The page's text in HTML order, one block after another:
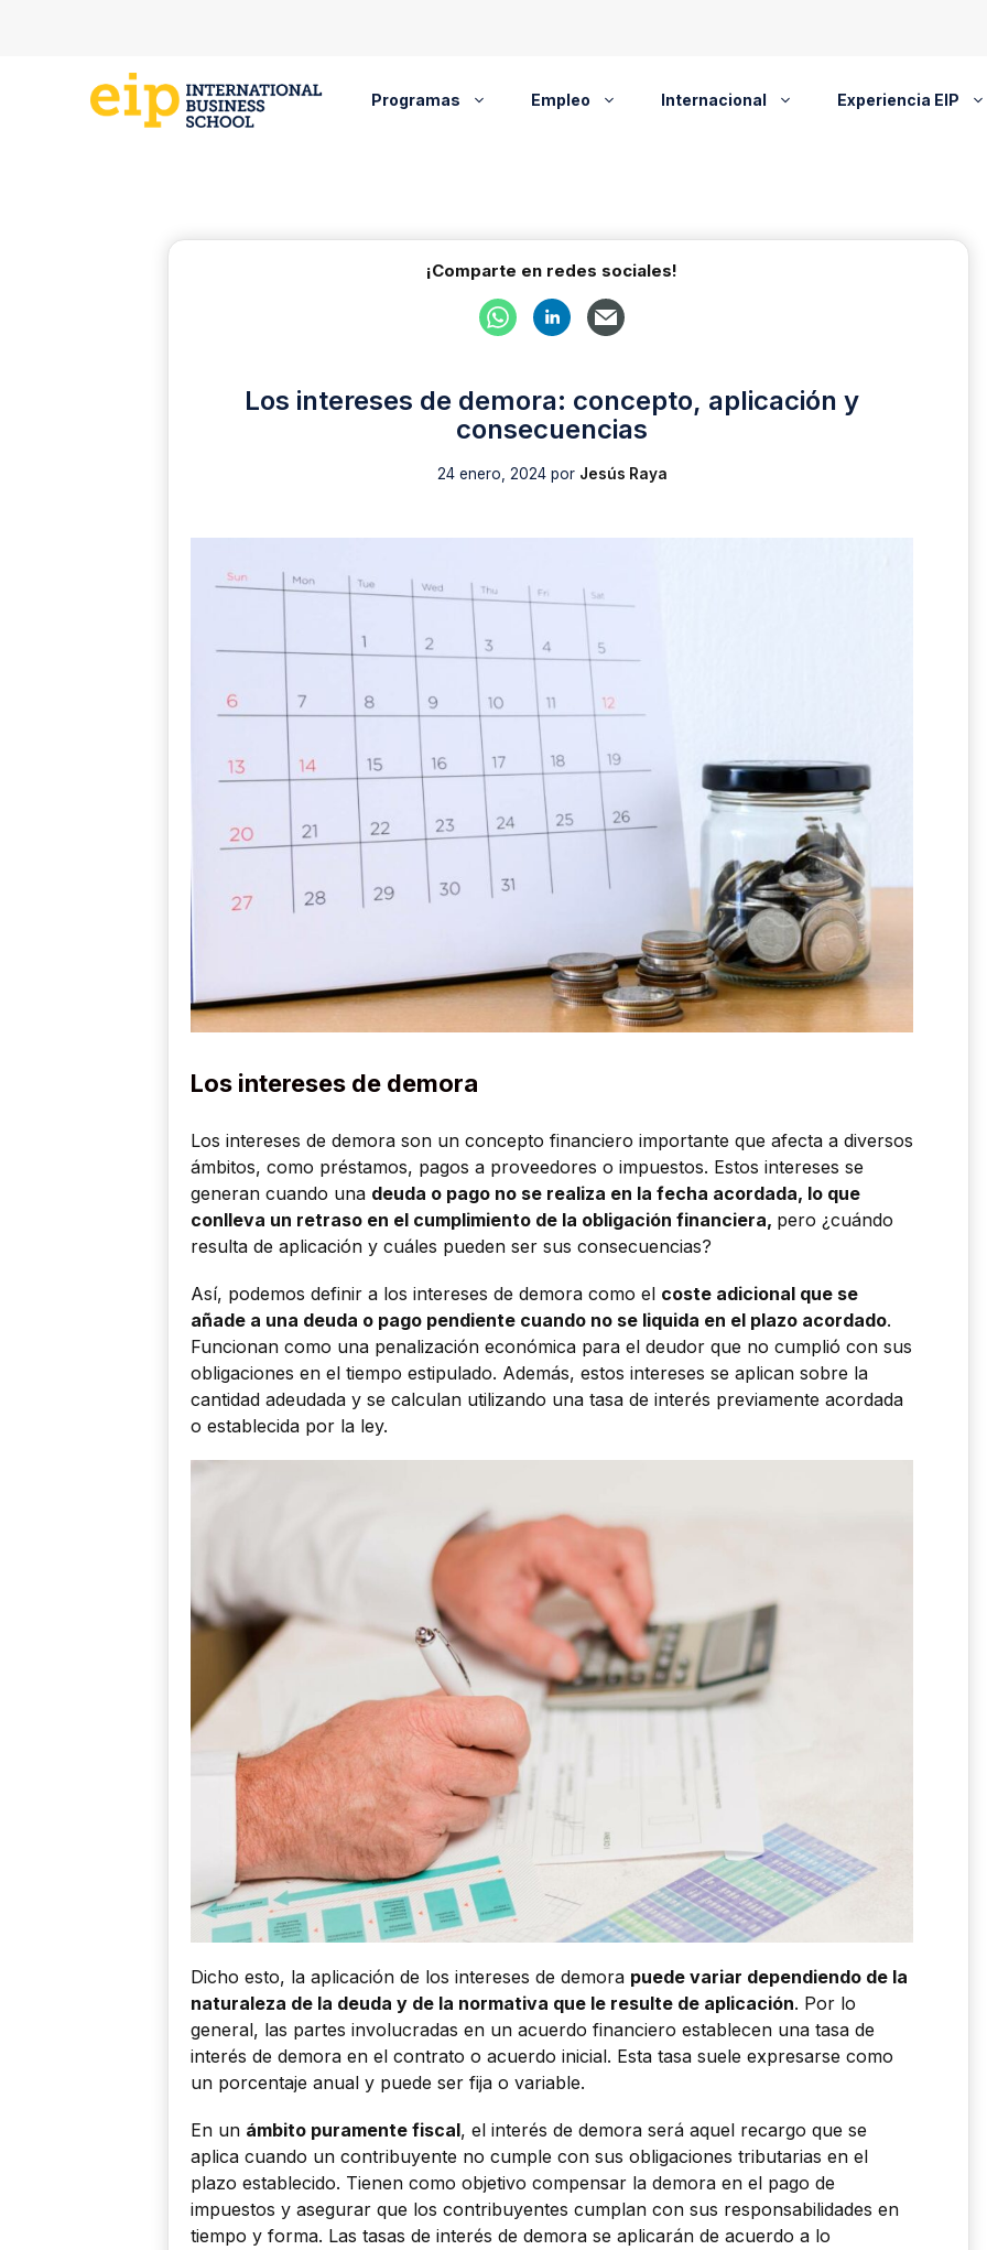
Programas Empleo Internacional Experiencia EIP
¡Comparte en redes sociales!
Los intereses de demora: concepto, aplicación y
consecuencias
24 enero, 2024 por Jesús Raya
Los intereses de demora
Los intereses de demora son un concepto financiero importante que afecta a diversos
ámbitos, como préstamos, pagos a proveedores o impuestos. Estos intereses se
generan cuando una deuda o pago no se realiza en la fecha acordada, lo que
conlleva un retraso en el cumplimiento de la obligación financiera, pero ¿cuándo
resulta de aplicación y cuáles pueden ser sus consecuencias?
Así, podemos definir a los intereses de demora como el coste adicional que se
añade a una deuda o pago pendiente cuando no se liquida en el plazo acordado.
Funcionan como una penalización económica para el deudor que no cumplió con sus
obligaciones en el tiempo estipulado. Además, estos intereses se aplican sobre la
cantidad adeudada y se calculan utilizando una tasa de interés previamente acordada
o establecida por la ley.
Dicho esto, la aplicación de los intereses de demora puede variar dependiendo de la
naturaleza de la deuda y de la normativa que le resulte de aplicación. Por lo
general, las partes involucradas en un acuerdo financiero establecen una tasa de
interés de demora en el contrato o acuerdo inicial. Esta tasa suele expresarse como
un porcentaje anual y puede ser fija o variable.
En un ámbito puramente fiscal, el interés de demora será aquel recargo que se
aplica cuando un contribuyente no cumple con sus obligaciones tributarias en el
plazo establecido. Tienen como objetivo compensar la demora en el pago de
impuestos y asegurar que los contribuyentes cumplan con sus responsabilidades en
tiempo y forma. Las tasas de interés de demora se aplicarán de acuerdo a lo